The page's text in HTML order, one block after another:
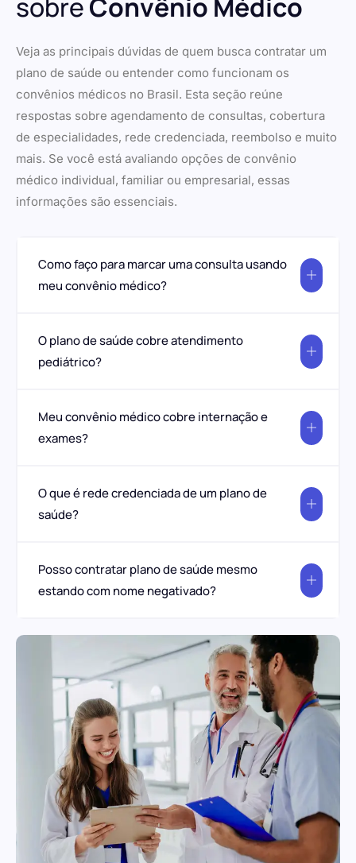
sobreConvênio Médico
Veja as principais dúvidas de quem busca contratar um
plano de saúde ou entender como funcionam os
convênios médicos no Brasil. Esta seção reúne
respostas sobre agendamento de consultas, cobertura
de especialidades, rede credenciada, reembolso e muito
mais. Se você está avaliando opções de convênio
médico individual, familiar ou empresarial, essas
informações são essenciais.
Como faço para marcar uma consulta usando
meu convênio médico?
O plano de saúde cobre atendimento
pediátrico?
Meu convênio médico cobre internação e
exames?
O que é rede credenciada de um plano de
saúde?
Posso contratar plano de saúde mesmo
estando com nome negativado?